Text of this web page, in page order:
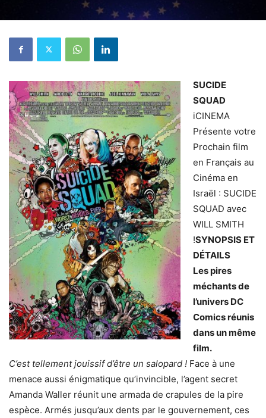
SUCIDE
SQUAD
iCINEMA
Présente votre
Prochain film
en Français au
Cinéma en
Israël : SUCIDE
SQUAD avec
WILL SMITH
!SYNOPSIS ET
DÉTAILS
Les pires
méchants de
l’univers DC
Comics réunis
dans un même
film.
C’est tellement jouissif d’être un salopard ! Face à une
menace aussi énigmatique qu’invincible, l’agent secret
Amanda Waller réunit une armada de crapules de la pire
espèce. Armés jusqu’aux dents par le gouvernement, ces